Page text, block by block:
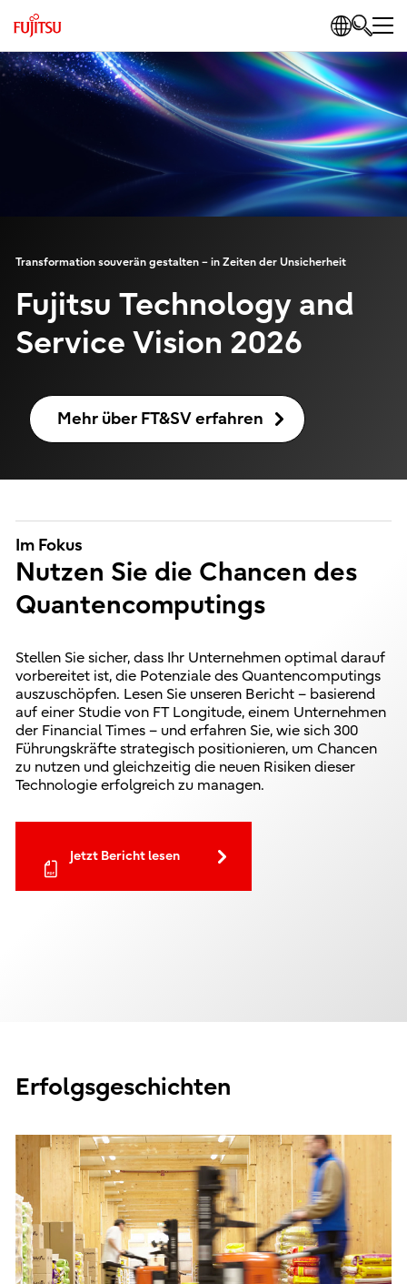
Transformation souverän gestalten – in Zeiten der Unsicherheit
Fujitsu Technology and
Service Vision 2026
Mehr über FT&SV erfahren
Im Fokus
Nutzen Sie die Chancen des
Quantencomputings
Stellen Sie sicher, dass Ihr Unternehmen optimal darauf
vorbereitet ist, die Potenziale des Quantencomputings
auszuschöpfen. Lesen Sie unseren Bericht – basierend
auf einer Studie von FT Longitude, einem Unternehmen
der Financial Times – und erfahren Sie, wie sich 300
Führungskräfte strategisch positionieren, um Chancen
zu nutzen und gleichzeitig die neuen Risiken dieser
Technologie erfolgreich zu managen.
Jetzt Bericht lesen
Erfolgsgeschichten